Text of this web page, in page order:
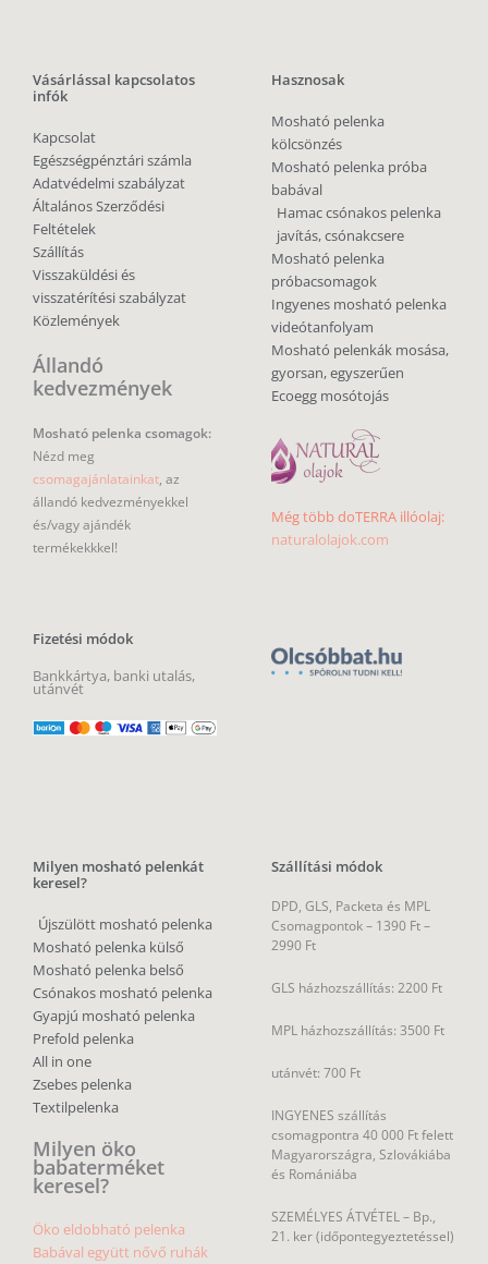
Vásárlással kapcsolatos
infók
Kapcsolat
Egészségpénztári számla
Adatvédelmi szabályzat
Általános Szerződési
Feltételek
Szállítás
Visszaküldési és
visszatérítési szabályzat
Közlemények
Állandó
kedvezmények
Mosható pelenka csomagok:
Nézd meg
csomagajánlatainkat, az
állandó kedvezményekkel
és/vagy ajándék
termékekkkel!
Fizetési módok
Bankkártya, banki utalás,
utánvét
Hasznosak
Mosható pelenka
kölcsönzés
Mosható pelenka próba
babával
Hamac csónakos pelenka
javítás, csónakcsere
Mosható pelenka
próbacsomagok
Ingyenes mosható pelenka
videótanfolyam
Mosható pelenkák mosása,
gyorsan, egyszerűen
Ecoegg mosótojás
Még több doTERRA illóolaj:
naturalolajok.com
Milyen mosható pelenkát
keresel?
Újszülött mosható pelenka
Mosható pelenka külső
Mosható pelenka belső
Csónakos mosható pelenka
Gyapjú mosható pelenka
Prefold pelenka
All in one
Zsebes pelenka
Textilpelenka
Milyen öko
babaterméket
keresel?
Öko eldobható pelenka
Babával együtt nővő ruhák
Szállítási módok
DPD, GLS, Packeta és MPL
Csomagpontok – 1390 Ft –
2990 Ft
GLS házhozszállítás: 2200 Ft
MPL házhozszállítás: 3500 Ft
utánvét: 700 Ft
INGYENES szállítás
csomagpontra 40 000 Ft felett
Magyarországra, Szlovákiába
és Romániába
SZEMÉLYES ÁTVÉTEL – Bp.,
21. ker (időpontegyeztetéssel)